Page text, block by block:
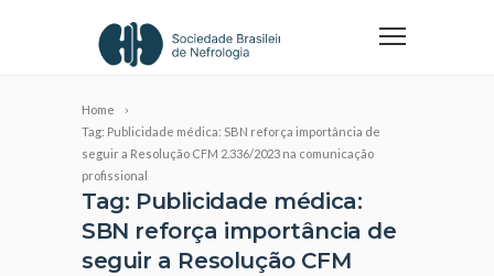
Home
Tag: Publicidade médica: SBN reforça importância de
seguir a Resolução CFM 2.336/2023 na comunicação
profissional
Tag: Publicidade médica:
SBN reforça importância de
seguir a Resolução CFM